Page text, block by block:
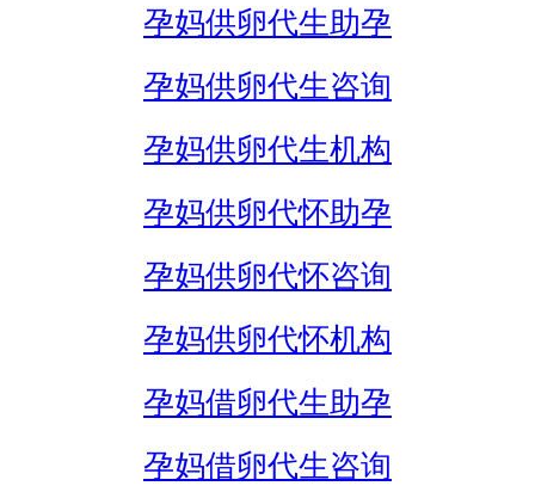
孕妈供卵代生助孕
孕妈供卵代生咨询
孕妈供卵代生机构
孕妈供卵代怀助孕
孕妈供卵代怀咨询
孕妈供卵代怀机构
孕妈借卵代生助孕
孕妈借卵代生咨询